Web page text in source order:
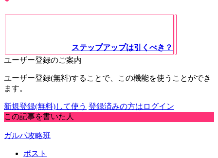
ステップアップは引くべき？
ユーザー登録のご案内
ユーザー登録(無料)することで、この機能を使うことができ
ます。
新規登録(無料)して使う 登録済みの方はログイン
この記事を書いた人
ガルパ攻略班
ポスト